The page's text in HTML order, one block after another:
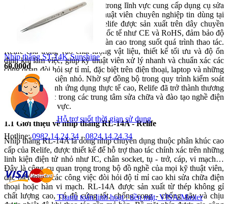
Relife là thương hiệu nổi tiếng trong lĩnh vực cung cấp dụng cụ sửa
chữa điện tử, được nhiều kỹ thuật viên chuyên nghiệp tin dùng tại
châu Á. Các sản phẩm của Relife được sản xuất trên dây chuyền
hiện đại, đáp ứng tiêu chuẩn quốc tế như CE và RoHS, đảm bảo độ
bền - độ chính xác - tính an toàn cao trong suốt quá trình thao tác.
Relife chú trọng vào chất lượng vật liệu, thiết kế tối ưu và độ ổn
định khi làm việc, giúp kỹ thuật viên xử lý nhanh và chuẩn xác các
công đoạn đòi hỏi sự tỉ mỉ, đặc biệt trên điện thoại, laptop và những
thiết bị có linh kiện nhỏ. Nhờ sự đồng bộ trong quy trình kiểm soát
chất lượng và tính ứng dụng thực tế cao, Relife đã trở thành thương
hiệu quen thuộc trong các trung tâm sửa chữa và đào tạo nghề điện
tử trên toàn khu vực.
1.1 Giới thiệu về nhíp thẳng RL-14A - Relife
Nhíp thẳng RL-14A là dòng nhíp chuyên dụng thuộc phân khúc cao
cấp của Relife, được thiết kế để hỗ trợ thao tác chính xác trên những
linh kiện điện tử nhỏ như IC, chân socket, tụ - trở, cáp, vi mạch…
Đây là công cụ quan trọng trong bộ đồ nghề của mọi kỹ thuật viên,
đặc biệt trong các công việc đòi hỏi độ tỉ mỉ cao khi sửa chữa điện
thoại hoặc hàn vi mạch. RL-14A được sản xuất từ thép không gỉ
chất lượng cao, có độ cứng tốt, chống cong - chống gãy và chịu
Nhíp thẳng ST-14K Sunshine
60.000đ
Hỗ trợ suốt thời gian sử dụng
Hotline:0982.14.24.34 -0824.14.24.34
Thanh toán linh hoạt : tiền mặt, VISA/Master